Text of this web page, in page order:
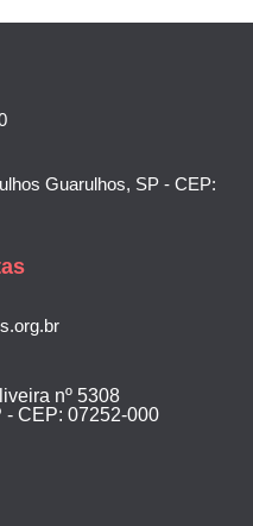
Guarulhos, SP - CEP:
nº 5308
- CEP: 07252-000